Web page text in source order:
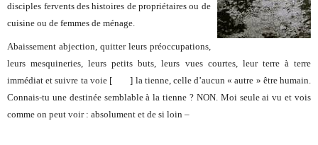
disciples fervents des histoires de propriétaires ou de
cuisine ou de femmes de ménage.
Abaissement abjection, quitter leurspréoccupations,
leurs mesquineries,leurs petits buts,leurs vues courtes, leurterre à terre
immédiat et suivre ta voie [ ] la tienne, celle d’aucun « autre » être humain.
Connais-tu unedestinée semblable à la tienne ? NON. Moi seule ai vu et vois
comme on peut voir : absolument et de si loin –